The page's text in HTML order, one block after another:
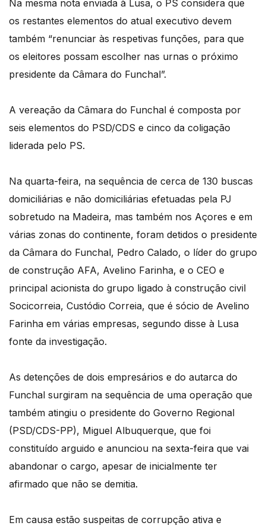
Na mesma nota enviada à Lusa, o PS considera que
os restantes elementos do atual executivo devem
também “renunciar às respetivas funções, para que
os eleitores possam escolher nas urnas o próximo
presidente da Câmara do Funchal”.
A vereação da Câmara do Funchal é composta por
seis elementos do PSD/CDS e cinco da coligação
liderada pelo PS.
Na quarta-feira, na sequência de cerca de 130 buscas
domiciliárias e não domiciliárias efetuadas pela PJ
sobretudo na Madeira, mas também nos Açores e em
várias zonas do continente, foram detidos o presidente
da Câmara do Funchal, Pedro Calado, o líder do grupo
de construção AFA, Avelino Farinha, e o CEO e
principal acionista do grupo ligado à construção civil
Socicorreia, Custódio Correia, que é sócio de Avelino
Farinha em várias empresas, segundo disse à Lusa
fonte da investigação.
As detenções de dois empresários e do autarca do
Funchal surgiram na sequência de uma operação que
também atingiu o presidente do Governo Regional
(PSD/CDS-PP), Miguel Albuquerque, que foi
constituído arguido e anunciou na sexta-feira que vai
abandonar o cargo, apesar de inicialmente ter
afirmado que não se demitia.
Em causa estão suspeitas de corrupção ativa e